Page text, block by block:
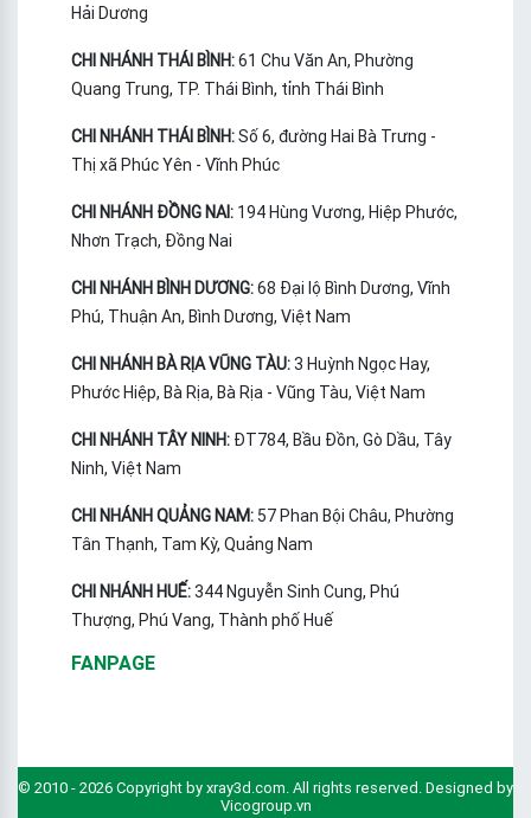
Hải Dương
CHI NHÁNH THÁI BÌNH:61 Chu Văn An, Phường
Quang Trung, TP. Thái Bình, tỉnh Thái Bình
CHI NHÁNH THÁI BÌNH:Số 6, đường Hai Bà Trưng -
Thị xã Phúc Yên - Vĩnh Phúc
CHI NHÁNH ĐỒNG NAI: 194 Hùng Vương, Hiệp Phước,
Nhơn Trạch, Đồng Nai
CHI NHÁNH BÌNH DƯƠNG:68 Đại lộ Bình Dương, Vĩnh
Phú, Thuận An, Bình Dương, Việt Nam
CHI NHÁNH BÀ RỊA VŨNG TÀU:3 Huỳnh Ngọc Hay,
Phước Hiệp, Bà Rịa, Bà Rịa - Vũng Tàu, Việt Nam
CHI NHÁNH TÂY NINH: ĐT784, Bầu Đồn, Gò Dầu, Tây
Ninh, Việt Nam
CHI NHÁNH QUẢNG NAM: 57 Phan Bội Châu, Phường
Tân Thạnh, Tam Kỳ, Quảng Nam
CHI NHÁNH HUẾ:344 Nguyễn Sinh Cung, Phú
Thượng, Phú Vang, Thành phố Huế
FANPAGE
© 2010 - 2026 Copyright by xray3d.com. All rights reserved. Designed by
Vicogroup.vn